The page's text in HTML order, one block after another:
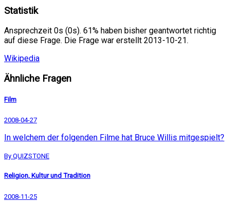
Statistik
Ansprechzeit 0s (0s). 61% haben bisher geantwortet richtig
auf diese Frage. Die Frage war erstellt 2013-10-21.
Wikipedia
Ähnliche Fragen
Film
2008-04-27
In welchem der folgenden Filme hat Bruce Willis mitgespielt?
By QUIZSTONE
Religion, Kultur und Tradition
2008-11-25